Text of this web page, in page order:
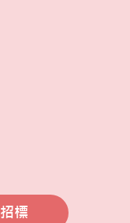
招標